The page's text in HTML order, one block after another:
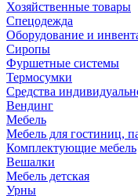
Хозяйственные товары
Спецодежда
Оборудование и
Сиропы
Фуршетные системы
Термосумки
Средства
Вендинг
Мебель
Мебель для гостиниц,
Комплектующие мебель
Вешалки
Мебель детская
Урны